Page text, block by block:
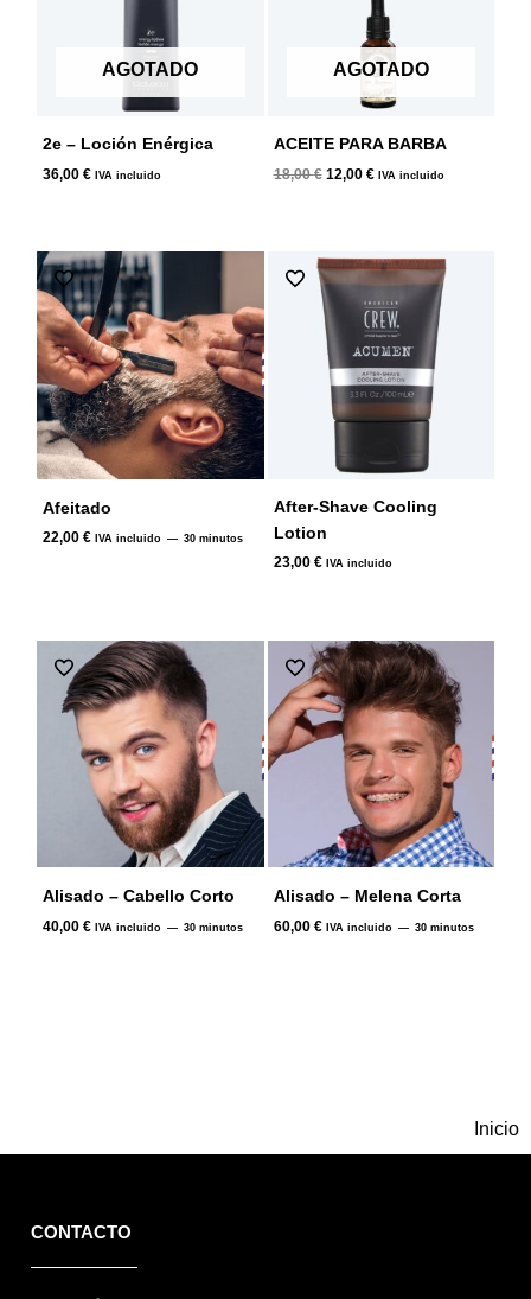
AGOTADO
2e – Loción Enérgica
36,00 € IVA incluido
AGOTADO
ACEITE PARA BARBA
18,00€ 12,00 € IVA incluido
Afeitado
22,00 € IVA incluido 30 minutos
After-Shave Cooling
Lotion
23,00 € IVA incluido
Alisado – Cabello Corto
40,00 € IVA incluido 30 minutos
Alisado – Melena Corta
60,00 € IVA incluido 30 minutos
Inicio
CONTACTO